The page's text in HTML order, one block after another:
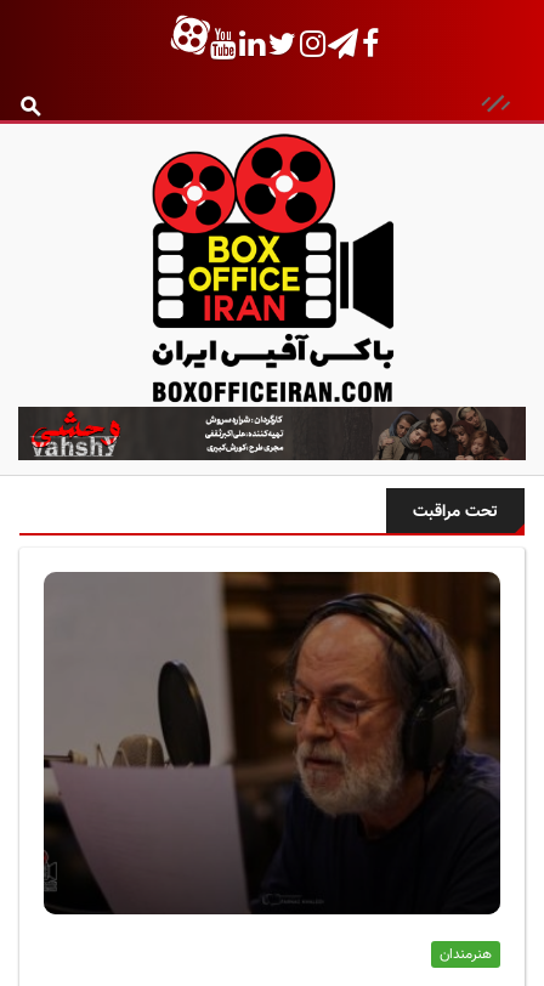
ب
ا
ک
آ
س
ا
ا
تحت مراقبت
هنرمندان